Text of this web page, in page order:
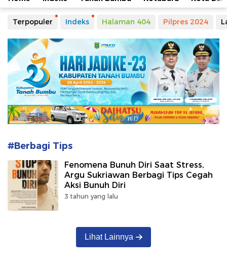
Terpopuler Indeks Halaman 404 Pilpres 2024
#Berbagi Tips
Fenomena Bunuh Diri Saat Stress,
Argu Sukriawan Berbagi Tips Cegah
Aksi Bunuh Diri
3 tahun yang lalu
Lihat Lainnya